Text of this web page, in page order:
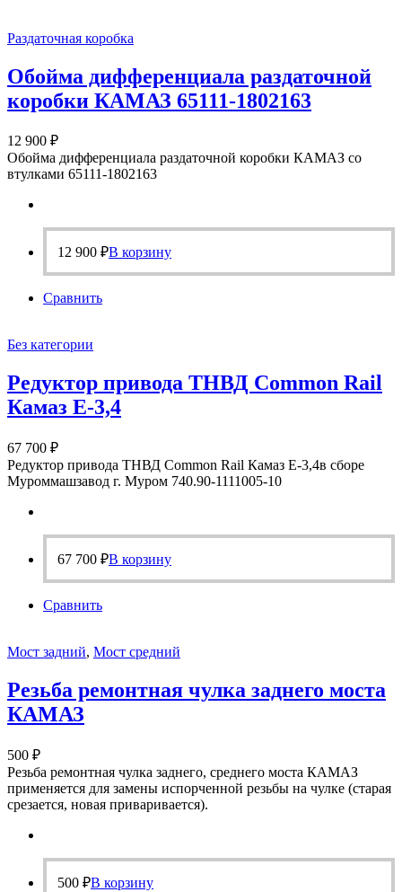
Раздаточная коробка
Обойма дифференциала раздаточной
коробки КАМАЗ 65111-1802163
12 900 ₽
Обойма дифференциала раздаточной коробки КАМАЗ со
втулками 65111-1802163
12 900 ₽В корзину
Сравнить
Без категории
Редуктор привода ТНВД Common Rail
Камаз Е-3,4
67 700 ₽
Редуктор привода ТНВД Common Rail Камаз Е-3,4в сборе
Муроммашзавод г. Муром 740.90-1111005-10
67 700 ₽В корзину
Сравнить
Мост задний, Мост средний
Резьба ремонтная чулка заднего моста
КАМАЗ
500 ₽
Резьба ремонтная чулка заднего, среднего моста КАМАЗ
применяется для замены испорченной резьбы на чулке (старая
срезается, новая приваривается).
500 ₽В корзину